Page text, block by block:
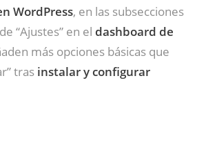
WordPress, en las subsecciones
“Ajustes” en el dashboard de
más opciones básicas que
tras instalar y configurar